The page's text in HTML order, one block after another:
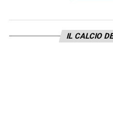
attaccante portoghese
Atlético Madrid,IL CALCIO